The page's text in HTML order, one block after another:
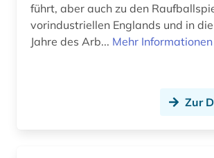
führt, aber auch zu den
vorindustriellen Englands und in
Jahre des Arb... Mehr Informationen
Zur